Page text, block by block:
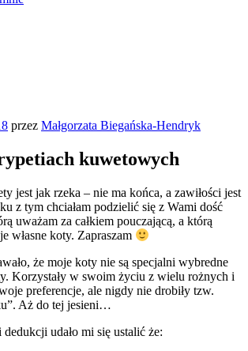
przez Małgorzata Biegańska-Hendryk
kuwetowych
jest jak rzeka – nie ma końca, a zawiłości jest
z tym chciałam podzielić się z Wami dość
uważam za całkiem pouczającą, a którą
własne koty. Zapraszam
że moje koty nie są specjalni wybredne
Korzystały w swoim życiu z wielu rożnych i
preferencje, ale nigdy nie drobiły tzw.
Aż do tej jesieni…
udało mi się ustalić że: